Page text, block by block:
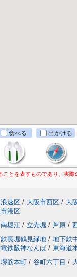
食べる 出かける
とを表すものであり、実
速区 / 大阪市西区 / 大
港区
南堀江 / 立売堀 / 芦原 /
長堀鶴見緑地 / 地下鉄
電鉄阪神なんば / 東海道
堺筋本町 / 谷町六丁目 /